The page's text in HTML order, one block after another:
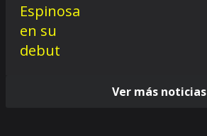
Ver más noticias